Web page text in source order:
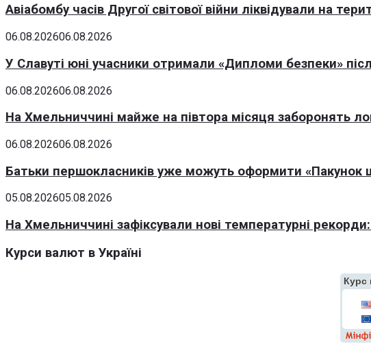
Авіабомбу часів Другої світової війни ліквідували на
06.08.202606.08.2026
У Славуті юні учасники отримали «Дипломи безпеки»
06.08.202606.08.2026
На Хмельниччині майже на півтора місяця заборонять
06.08.202606.08.2026
Батьки першокласників уже можуть оформити «Пакунок
05.08.202605.08.2026
На Хмельниччині зафіксували нові температурні
Курси валют в Україні